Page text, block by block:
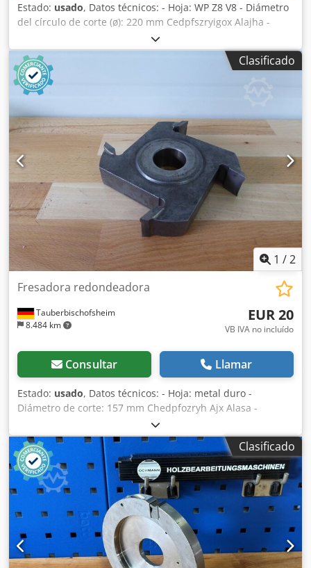
Estado: usado, Datos técnicos: - Hoja: WP Z8 V8 - Diámetro
del círculo de corte (ø): 220 mm Cedpfszryigox Alajha -
Orificio: 70 mm - Longitud: 14,5 mm - Material: Acero -
Disponibilidad: 2
Clasificado
1 /2
Tauberbischofsheim
8.484 km
Fresadora redondeadora
EUR 20
VB IVA no incluído
Consultar Llamar
Estado: usado, Datos técnicos: - Hoja: metal duro -
Diámetro de corte: 157 mm Chedpfozryh Ajx Alasa -
Orificio: 35 mm - Longitud: 30 mm - Material: acero
Clasificado